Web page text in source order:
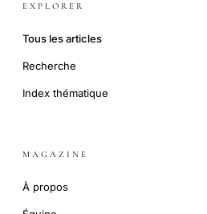
EXPLORER
Tous les articles
Recherche
Index thématique
MAGAZINE
À propos